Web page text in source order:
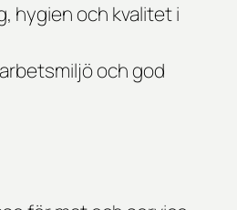
hygien och kvalitet i
och god